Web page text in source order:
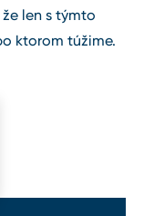
len s týmto
ktorom túžime.